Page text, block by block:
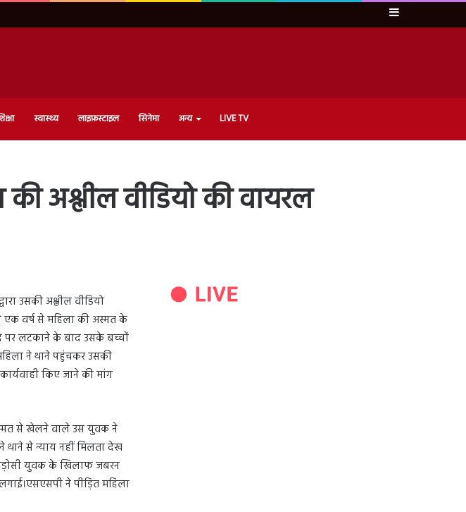
Sidebar
स्वास्थ्य लाइफ़स्टाइल सिनेमा अन्य LIVE TV
की अश्लील वीडियो की वायरल
उसकी अश्लील वीडियो
एक वर्ष से महिला की अस्मत के
पर लटकाने के बाद उसके बच्चों
ने थाने पहुंचकर उसकी
किए जाने की मांग
से खेलने वाले उस युवक ने
से न्याय नहीं मिलता देख
युवक के खिलाफ जबरन
ने पीड़ित महिला